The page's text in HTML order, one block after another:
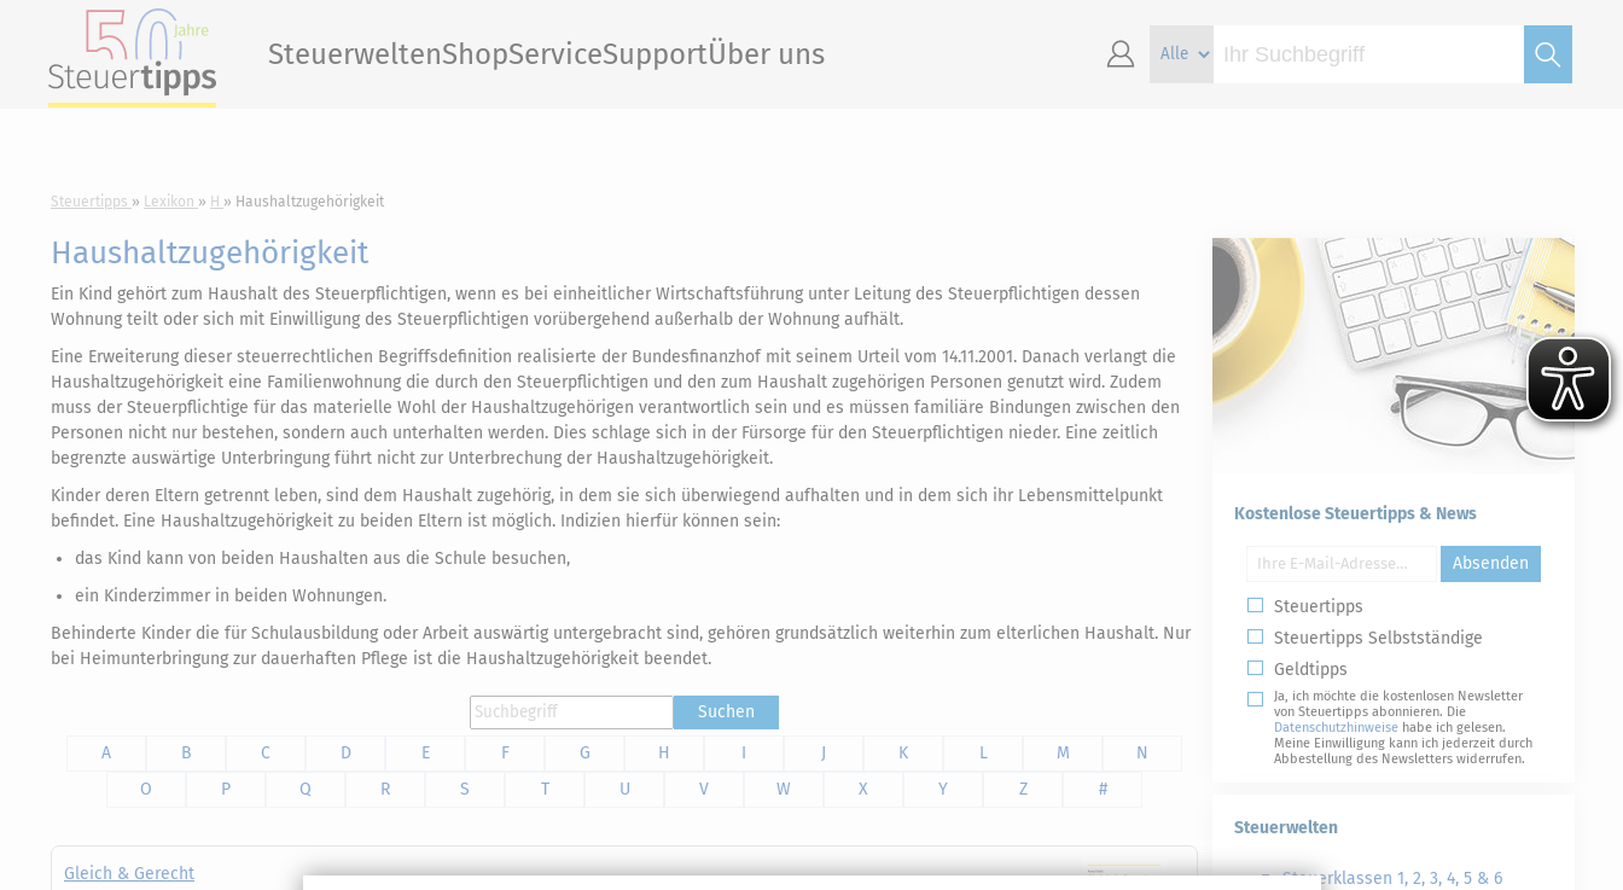
SteuerweltenShopServiceSupportÜber uns
Steuertipps Lexikon H Haushaltzugehörigkeit
Haushaltzugehörigkeit
Ein Kind gehört zum Haushalt des Steuerpflichtigen, wenn es bei einheitlicher Wirtschaftsführung unter Leitung des Steuerpflichtigen dessen
Wohnung teilt oder sich mit Einwilligung des Steuerpflichtigen vorübergehend außerhalb der Wohnung aufhält.
Eine Erweiterung dieser steuerrechtlichen Begriffsdefinition realisierte der Bundesfinanzhof mit seinem Urteil vom 14.11.2001. Danach verlangt die
Haushaltzugehörigkeit eine Familienwohnung die durch den Steuerpflichtigen und den zum Haushalt zugehörigen Personen genutzt wird. Zudem
muss der Steuerpflichtige für das materielle Wohl der Haushaltzugehörigen verantwortlich sein und es müssen familiäre Bindungen zwischen den
Personen nicht nur bestehen, sondern auch unterhalten werden. Dies schlage sich in der Fürsorge für den Steuerpflichtigen nieder. Eine zeitlich
begrenzte auswärtige Unterbringung führt nicht zur Unterbrechung der Haushaltzugehörigkeit.
Kinder deren Eltern getrennt leben, sind dem Haushalt zugehörig, in dem sie sich überwiegend aufhalten und in dem sich ihr Lebensmittelpunkt
befindet. Eine Haushaltzugehörigkeit zu beiden Eltern ist möglich. Indizien hierfür können sein:
das Kind kann von beiden Haushalten aus die Schule besuchen,
ein Kinderzimmer in beiden Wohnungen.
Behinderte Kinder die für Schulausbildung oder Arbeit auswärtig untergebracht sind, gehören grundsätzlich weiterhin zum elterlichen Haushalt. Nur
bei Heimunterbringung zur dauerhaften Pflege ist die Haushaltzugehörigkeit beendet.
Suchen
A
B C D E F G H I J K L M
N
O
P Q R S T U V W X Y Z #
Gleich & Gerecht
Kostenlose Steuertipps & News
Absenden
Steuertipps
Steuertipps Selbstständige
Geldtipps
Ja, ich möchte die kostenlosen Newsletter
von Steuertipps abonnieren. Die
Datenschutzhinweise habe ich gelesen.
Meine Einwilligung kann ich jederzeit durch
Abbestellung des Newsletters widerrufen.
Steuerwelten
Steuerklassen 1, 2, 3, 4, 5 & 6